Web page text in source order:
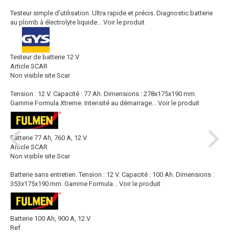
Testeur simple d'utilisation. Ultra rapide et précis. Diagnostic batterie
au plomb à électrolyte liquide...
Voir le produit
Testeur de batterie 12 V
Article SCAR
Non visible site Scar
Tension : 12 V. Capacité : 77 Ah. Dimensions : 278x175x190 mm.
Gamme Formula Xtreme. Intensité au démarrage...
Voir le produit
Batterie 77 Ah, 760 A, 12 V
Article SCAR
Non visible site Scar
Batterie sans entretien. Tension : 12 V. Capacité : 100 Ah. Dimensions :
353x175x190 mm. Gamme Formula...
Voir le produit
Batterie 100 Ah, 900 A, 12 V
Ref